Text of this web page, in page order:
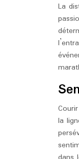
La
la